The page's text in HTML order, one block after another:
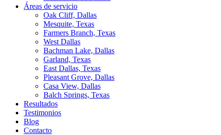
Áreas de servicio
Oak Cliff, Dallas
Mesquite, Texas
Farmers Branch, Texas
West Dallas
Bachman Lake, Dallas
Garland, Texas
East Dallas, Texas
Pleasant Grove, Dallas
Casa View, Dallas
Balch Springs, Texas
Resultados
Testimonios
Blog
Contacto